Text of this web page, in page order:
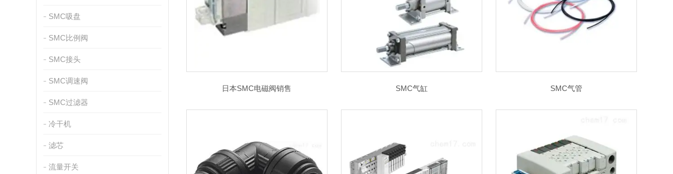
SMC吸盘
SMC比例阀
SMC接头
SMC调速阀
SMC过滤器
冷干机
滤芯
流量开关
日本SMC电磁阀销售 SMC气缸 SMC气管